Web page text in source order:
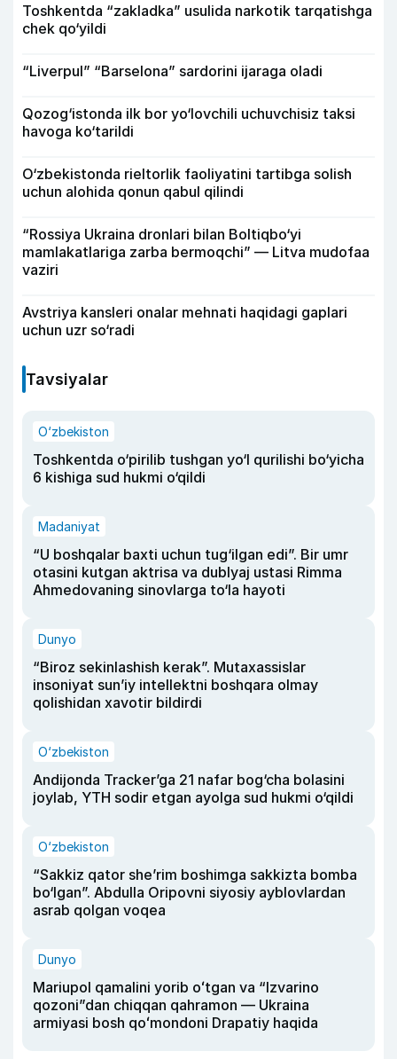
Toshkentda “zakladka” usulida narkotik tarqatishga
chek qo‘yildi
“Liverpul” “Barselona” sardorini ijaraga oladi
Qozog‘istonda ilk bor yo‘lovchili uchuvchisiz taksi
havoga ko‘tarildi
O‘zbekistonda rieltorlik faoliyatini tartibga solish
uchun alohida qonun qabul qilindi
“Rossiya Ukraina dronlari bilan Boltiqbo‘yi
mamlakatlariga zarba bermoqchi” — Litva mudofaa
vaziri
Avstriya kansleri onalar mehnati haqidagi gaplari
uchun uzr so‘radi
Tavsiyalar
O‘zbekiston
Toshkentda o‘pirilib tushgan yo‘l qurilishi bo‘yicha
6 kishiga sud hukmi o‘qildi
Madaniyat
“U boshqalar baxti uchun tug‘ilgan edi”. Bir umr
otasini kutgan aktrisa va dublyaj ustasi Rimma
Ahmedovaning sinovlarga to‘la hayoti
Dunyo
“Biroz sekinlashish kerak”. Mutaxassislar
insoniyat sun’iy intellektni boshqara olmay
qolishidan xavotir bildirdi
O‘zbekiston
Andijonda Tracker’ga 21 nafar bog‘cha bolasini
joylab, YTH sodir etgan ayolga sud hukmi o‘qildi
O‘zbekiston
“Sakkiz qator she’rim boshimga sakkizta bomba
bo‘lgan”. Abdulla Oripovni siyosiy ayblovlardan
asrab qolgan voqea
Dunyo
Mariupol qamalini yorib oʻtgan va “Izvarino
qozoni”dan chiqqan qahramon — Ukraina
armiyasi bosh qoʻmondoni Drapatiy haqida